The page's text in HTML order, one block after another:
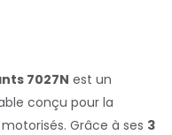
7027N est un
conçu pour la
Grâce à ses 3